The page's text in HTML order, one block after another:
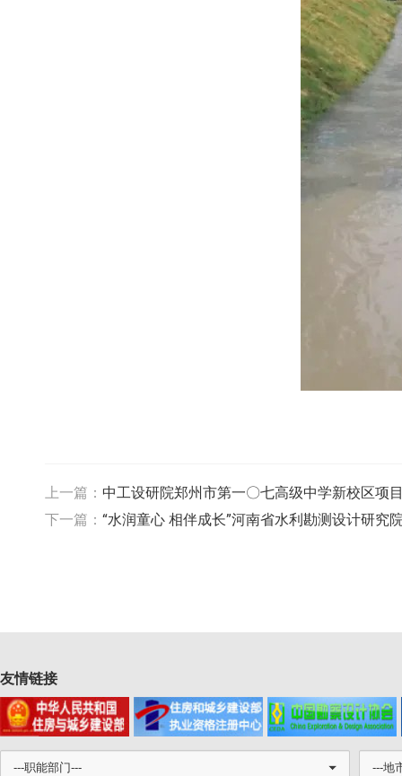
上一篇： 中工设研院郑州市第一〇七高级中学新校区项
下一篇： “水润童心 相伴成长”河南省水利勘测设计研究
友情链接